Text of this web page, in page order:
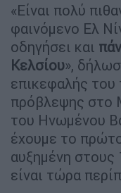
«Είναι πολύ
φαινόμενο Ελ
οδηγήσει και
Κελσίου»,
επικεφαλής του
πρόβλεψης στο
του Ηνωμένου
έχουμε το
αυξημένη στους
είναι τώρα